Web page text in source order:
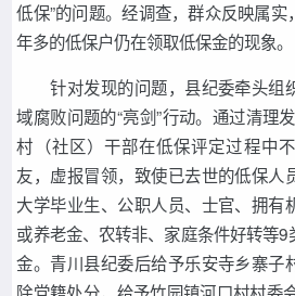
低保”的问题。经调查，群众反映属
年多的低保户仍在领取低保金的现象。
针对发现的问题，县纪委牵头组
域腐败问题的“亮剑”行动。通过清理
村（社区）干部在低保评定过程中
友，虚报冒领，致使已去世的低保人
大学毕业生、公职人员、士官、拥有
或养老金、农转非、家庭条件好转等
金。青川县纪委后给予乐安寺乡寨子